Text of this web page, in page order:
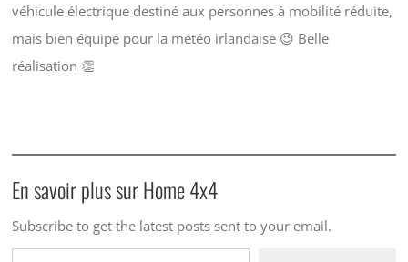
véhicule électrique destiné aux personnes à mobilité réduite,
mais bien équipé pour la météo irlandaise 😉 Belle
réalisation 👏
En savoir plus sur Home 4x4
Subscribe to get the latest posts sent to your email.
Saisissez votre adresse e-mail…